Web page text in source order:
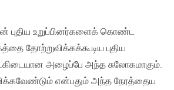
உறுப்பினர்களைக் கொண்ட
தோற்றுவிக்கக்கூடிய புதிய
அழைப்பே அந்த சுலோகமாகும்.
என்பதும் அந்த நேரத்தைய